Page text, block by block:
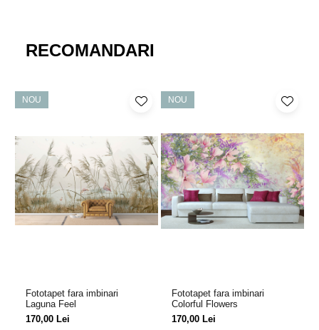
RECOMANDARI
NOU
Fototapet fara imbinari
Laguna Feel
170,00 Lei
NOU
Fototapet fara imbinari
Colorful Flowers
170,00 Lei